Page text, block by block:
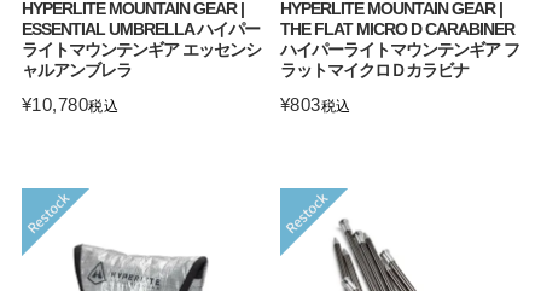
HYPERLITE MOUNTAIN GEAR |
ESSENTIAL UMBRELLA ハイパー
ライトマウンテンギア エッセンシ
ャルアンブレラ
¥10,780税込
HYPERLITE MOUNTAIN GEAR |
THE FLAT MICRO D CARABINER
ハイパーライトマウンテンギア フ
ラットマイクロＤカラビナ
¥803税込